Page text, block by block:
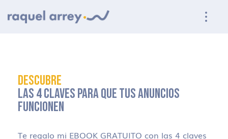
DESCUBRE
LAS 4 CLAVES PARA QUE TUS ANUNCIOS
FUNCIONEN
Te regalo mi EBOOK GRATUITO con las 4 claves